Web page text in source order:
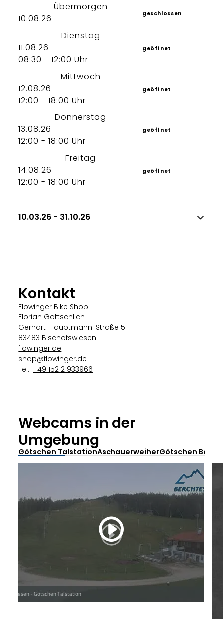
Übermorgen
10.08.26
geschlossen
Dienstag
11.08.26
08:30 - 12:00 Uhr
geöffnet
Mittwoch
12.08.26
12:00 - 18:00 Uhr
geöffnet
Donnerstag
13.08.26
12:00 - 18:00 Uhr
geöffnet
Freitag
14.08.26
12:00 - 18:00 Uhr
geöffnet
10.03.26 - 31.10.26
Kontakt
Flowinger Bike Shop
Florian Gottschlich
Gerhart-Hauptmann-Straße 5
83483 Bischofswiesen
flowinger.de
shop@flowinger.de
Tel.:+49 152 21933966
Webcams in der
Umgebung
Götschen TalstationAschauerweiherGötschen